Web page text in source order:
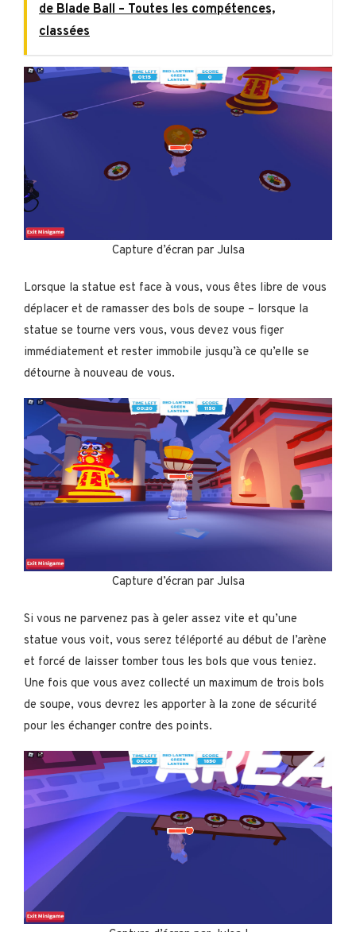
de Blade Ball – Toutes les compétences,
classées
Capture d’écran par Julsa
Lorsque la statue est face à vous, vous êtes libre de vous
déplacer et de ramasser des bols de soupe – lorsque la
statue se tourne vers vous, vous devez vous figer
immédiatement et rester immobile jusqu’à ce qu’elle se
détourne à nouveau de vous.
Capture d’écran par Julsa
Si vous ne parvenez pas à geler assez vite et qu’une
statue vous voit, vous serez téléporté au début de l’arène
et forcé de laisser tomber tous les bols que vous teniez.
Une fois que vous avez collecté un maximum de trois bols
de soupe, vous devrez les apporter à la zone de sécurité
pour les échanger contre des points.